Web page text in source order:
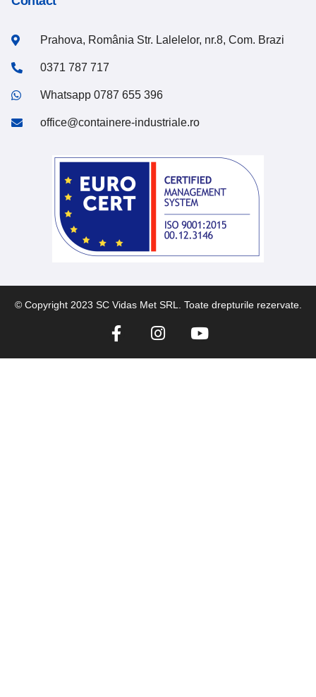
Prahova, România Str. Lalelelor, nr.8, Com. Brazi
0371 787 717
Whatsapp 0787 655 396
office@containere-industriale.ro
© Copyright 2023 SC Vidas Met SRL. Toate drepturile rezervate.